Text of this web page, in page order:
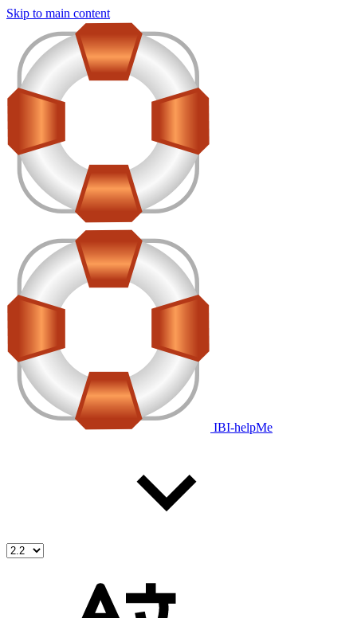
Skip to main content
IBI-helpMe